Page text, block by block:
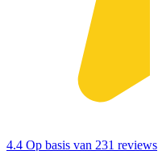
4.4 Op basis van 231 reviews